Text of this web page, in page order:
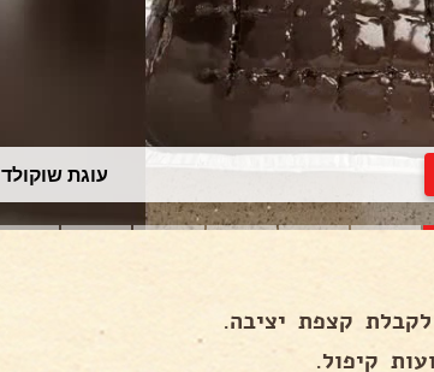
עוגת שוקולד
קצפת יציבה.
קיפול.